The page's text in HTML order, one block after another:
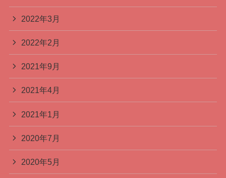
2022年3月
2022年2月
2021年9月
2021年4月
2021年1月
2020年7月
2020年5月